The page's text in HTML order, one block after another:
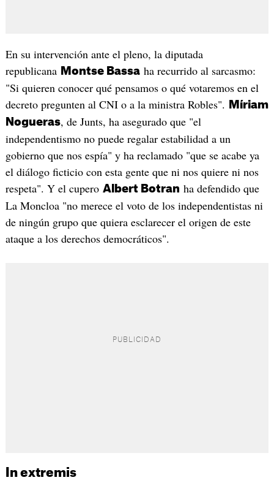
En su intervención ante el pleno, la diputada
republicana Montse Bassaha recurrido al sarcasmo:
"Si quieren conocer qué pensamos o qué votaremos en el
decreto pregunten al CNI o a la ministra Robles".
Míriam
Nogueras, de Junts, ha asegurado que "el
independentismo no puede regalar estabilidad a un
gobierno que nos espía" y ha reclamado "que se acabe ya
el diálogo ficticio con esta gente que ni nos quiere ni nos
respeta". Y el cupero Albert Botran ha defendido que
La Moncloa "no merece el voto de los independentistas ni
de ningún grupo que quiera esclarecer el origen de este
ataque a los derechos democráticos".
In extremis